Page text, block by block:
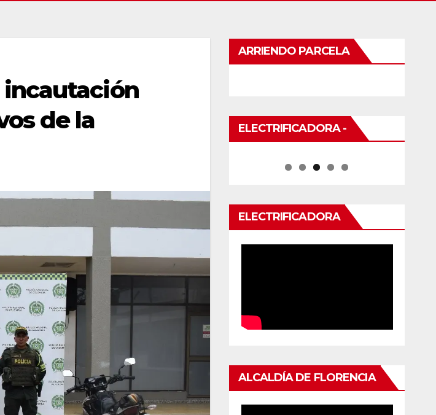
incautación
de la
ARRIENDO PARCELA
ELECTRIFICADORA -
ELECTRIFICADORA
ALCALDÍA DE FLORENCIA